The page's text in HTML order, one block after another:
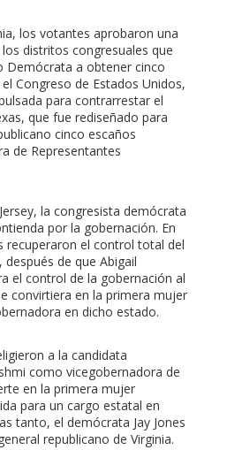
los votantes aprobaron una
distritos congresuales que
Demócrata a obtener cinco
Congreso de Estados Unidos,
para contrarrestar el
que fue rediseñado para
cinco escaños
de Representantes
la congresista demócrata
por la gobernación. En
recuperaron el control total del
de que Abigail
el control de la gobernación al
convirtiera en la primera mujer
en dicho estado.
a la candidata
como vicegobernadora de
en la primera mujer
para un cargo estatal en
tanto, el demócrata Jay Jones
republicano de Virginia.